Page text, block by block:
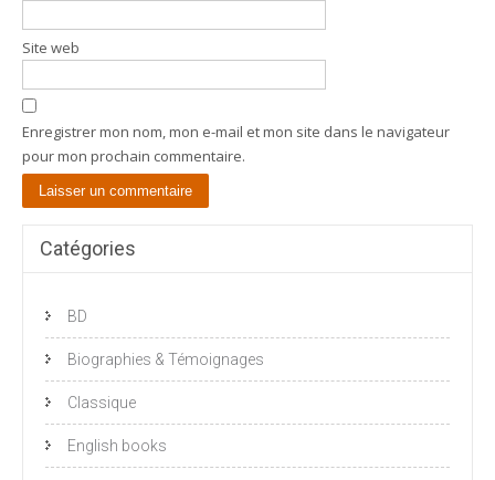
Site web
Enregistrer mon nom, mon e-mail et mon site dans le navigateur
pour mon prochain commentaire.
Catégories
BD
Biographies & Témoignages
Classique
English books